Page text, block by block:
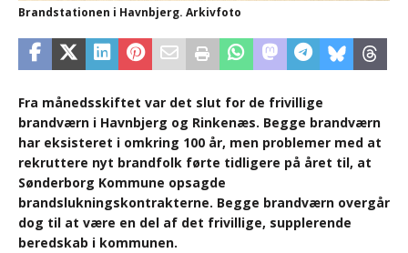
Brandstationen i Havnbjerg. Arkivfoto
Fra månedsskiftet var det slut for de frivillige
brandværn i Havnbjerg og Rinkenæs. Begge brandværn
har eksisteret i omkring 100 år, men problemer med at
rekruttere nyt brandfolk førte tidligere på året til, at
Sønderborg Kommune opsagde
brandslukningskontrakterne. Begge brandværn overgår
dog til at være en del af det frivillige, supplerende
beredskab i kommunen.